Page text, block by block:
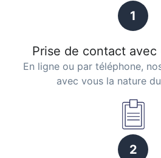
1
Prise de contact
En ligne ou par téléphone,
avec vous la nature
2